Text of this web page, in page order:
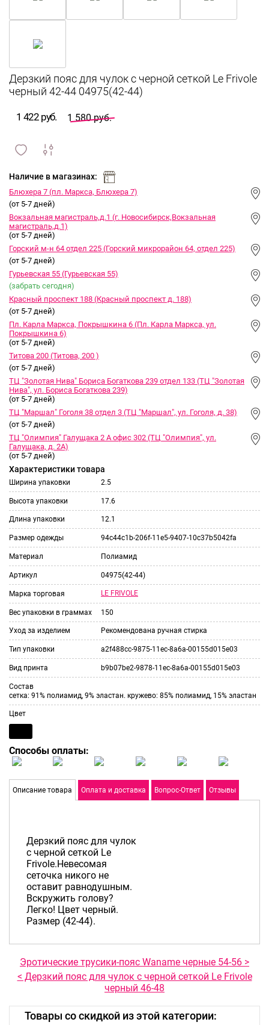
1 422 руб. 1 580 руб.
и
Наличие в магазинах:
Блюхера 7 (пл. Маркса, Блюхера 7)
(от 5-7 дней)
Вокзальная магистраль,д.1 (г. Новосибирск,Вокзальная
магистраль,д.1)
(от 5-7 дней)
Горский м-н 64 отдел 225 (Горский микрорайон 64, отдел 225)
(от 5-7 дней)
Гурьевская 55 (Гурьевская 55)
(забрать сегодня)
Красный проспект 188 (Красный проспект д. 188)
(от 5-7 дней)
Пл. Карла Маркса, Покрышкина 6 (Пл. Карла Маркса, ул.
Покрышкина 6)
(от 5-7 дней)
Титова 200 (Титова, 200 )
(от 5-7 дней)
ТЦ "Золотая Нива" Бориса Богаткова 239 отдел 133 (ТЦ "Золотая
Нива", ул. Бориса Богаткова 239)
(от 5-7 дней)
ТЦ "Маршал" Гоголя 38 отдел 3 (ТЦ "Маршал", ул. Гоголя, д. 38)
(от 5-7 дней)
ТЦ "Олимпия" Галущака 2 А офис 302 (ТЦ "Олимпия", ул.
Галущака, д. 2А)
(от 5-7 дней)
Характеристики товара
Ширина упаковки 2.5
Высота упаковки 17.6
Длина упаковки 12.1
Размер одежды 94c44c1b-206f-11e5-9407-10c37b5042fa
Материал Полиамид
Артикул 04975(42-44)
Марка торговая LE FRIVOLE
Вес упаковки в граммах 150
Уход за изделием Рекомендована ручная стирка
Тип упаковки a2f488cc-9875-11ec-8a6a-00155d015e03
Вид принта b9b07be2-9878-11ec-8a6a-00155d015e03
Состав
сетка: 91% полиамид, 9% эластан. кружево: 85% полиамид, 15% эластан
Цвет
Способы оплаты:
Описание товара Оплата и доставка Вопрос-Ответ Отзывы
Дерзкий пояс для чулок
с черной сеткой Le
Frivole.Невесомая
сеточка никого не
оставит равнодушным.
Вскружить голову?
Легко! Цвет черный.
Размер (42-44).
Эротические трусики-пояс Waname черные 54-56 >
< Дерзкий пояс для чулок с черной сеткой Le Frivole
черный 46-48
Товары со скидкой из этой категории: